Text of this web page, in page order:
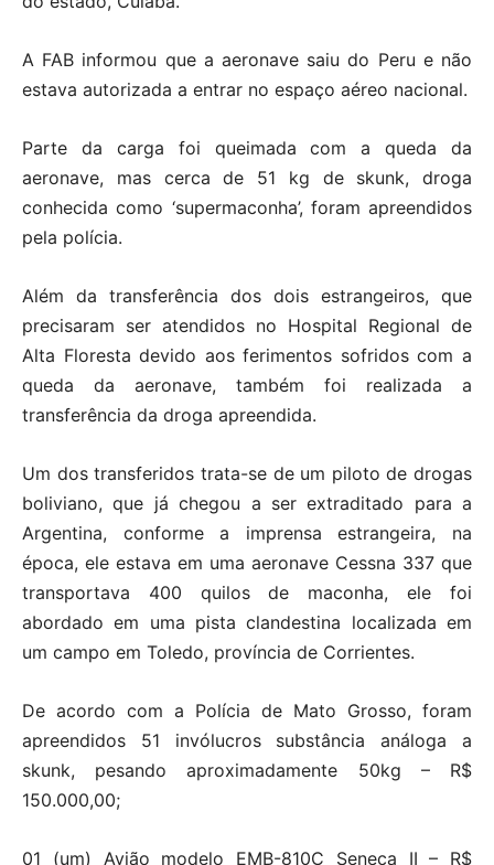
A FAB informou que a aeronave saiu do Peru e não
estava autorizada a entrar no espaço aéreo nacional.
Parte da carga foi queimada com a queda da
aeronave, mas cerca de 51 kg de skunk, droga
conhecida como ‘supermaconha’, foram apreendidos
pela polícia.
Além da transferência dos dois estrangeiros, que
precisaram ser atendidos no Hospital Regional de
Alta Floresta devido aos ferimentos sofridos com a
queda da aeronave, também foi realizada a
transferência da droga apreendida.
Um dos transferidos trata-se de um piloto de drogas
boliviano, que já chegou a ser extraditado para a
Argentina, conforme a imprensa estrangeira, na
época, ele estava em uma aeronave Cessna 337 que
transportava 400 quilos de maconha, ele foi
abordado em uma pista clandestina localizada em
um campo em Toledo, província de Corrientes.
De acordo com a Polícia de Mato Grosso, foram
apreendidos 51 invólucros substância análoga a
skunk, pesando aproximadamente 50kg – R$
150.000,00;
01 (um) Avião modelo EMB-810C Seneca II – R$